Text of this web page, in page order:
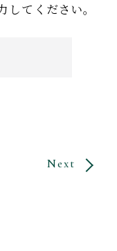
てください。
Next